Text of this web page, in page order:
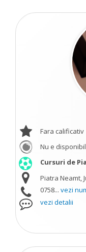
Fara calificativ
Nu e
Cursuri de
Piatra Neamt,
0758... vezi
vezi detalii